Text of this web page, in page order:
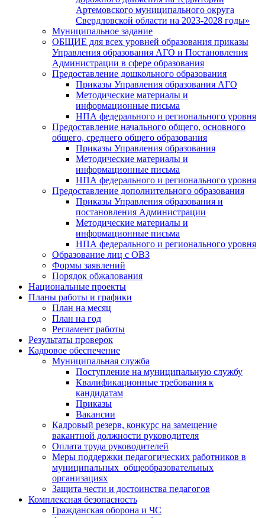
Артемовского муниципального округа
Свердловской области на 2023-2028 годы»
Муниципальное задание
ОБЩИЕ для всех уровней образования приказы
Управления образования АГО и Постановления
Администрации в сфере образования
Предоставление дошкольного образования
Приказы Управления образования АГО
Методические материалы и
информационные письма
НПА федерального и регионального уровня
Предоставление начального общего, основного
общего, среднего общего образования
Приказы Управления образования
Методические материалы и
информационные письма
НПА федерального и регионального уровня
Предоставление дополнительного образования
Приказы Управления образования и
постановления Администрации
Методические материалы и
информационные письма
НПА федерального и регионального уровня
Образование лиц с ОВЗ
Формы заявлений
Порядок обжалования
Национальные проекты
Планы работы и графики
План на месяц
План на год
Регламент работы
Результаты проверок
Кадровое обеспечение
Муниципальная служба
Поступление на муниципальную службу
Квалификационные требования к
кандидатам
Приказы
Вакансии
Кадровый резерв, конкурс на замещение
вакантной должности руководителя
Оплата труда руководителей
Меры поддержки педагогических работников в
муниципальных общеобразовательных
организациях
Защита чести и достоинства педагогов
Комплексная безопасность
Гражданская оборона и ЧС